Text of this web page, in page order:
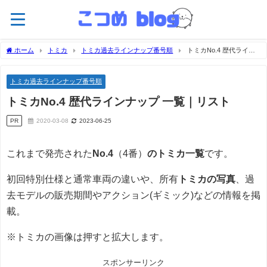
ホーム トミカ トミカ過去ラインナップ番号順
トミカNo.4 歴代ライン
トミカ過去ラインナップ番号順
トミカNo.4 歴代ラインナップ 一覧｜リスト
PR 2020-03-08 2023-06-25
これまで発売された No.4 （4番） のトミカ一覧です。
初回特別仕様と通常車両の違いや、所有 トミカの写真 、過
去モデルの販売期間やアクション(ギミック)などの情報を掲
載。
※トミカの画像は押すと拡大します。
スポンサーリンク